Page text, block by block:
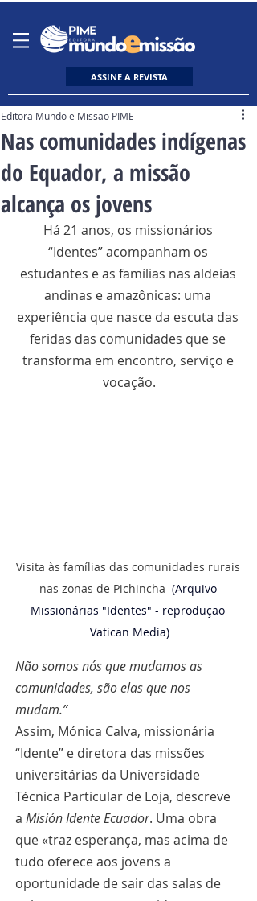
ASSINE A REVISTA
Nas comunidades indígenas
do Equador, a missão
alcança os jovens
Editora Mundo e Missão PIME
Há 21 anos, os missionários
“Identes” acompanham os
estudantes e as famílias nas aldeias
andinas e amazônicas: uma
experiência que nasce da escuta das
feridas das comunidades que se
transforma em encontro, serviço e
vocação.
Visita às famílias das comunidades rurais
nas zonas de Pichincha (Arquivo
Missionárias "Identes" - reprodução
Vatican Media)
Não somos nós que mudamos as
comunidades, são elas que nos
mudam.”
Assim, Mónica Calva, missionária
“Idente” e diretora das missões
universitárias da Universidade
Técnica Particular de Loja, descreve
a Misión Idente Ecuador. Uma obra
que «traz esperança, mas acima de
tudo oferece aos jovens a
oportunidade de sair das salas de